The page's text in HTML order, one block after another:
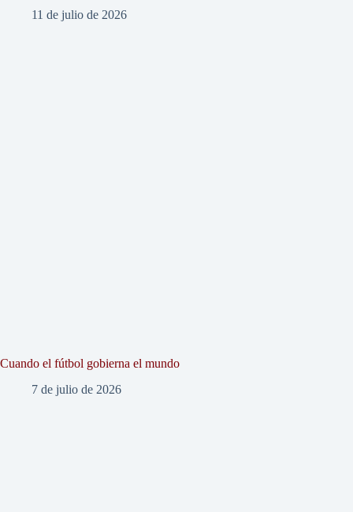
11 de julio de 2026
Cuando el fútbol gobierna el mundo
7 de julio de 2026